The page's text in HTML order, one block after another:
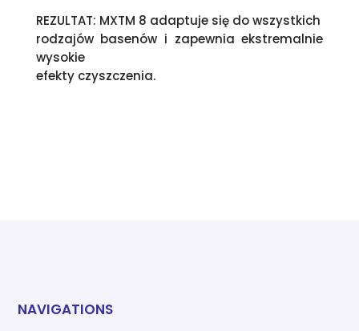
REZULTAT: MXTM 8 adaptuje się do wszystkich
rodzajów basenów i zapewnia ekstremalnie
wysokie
efekty czyszczenia.
NAVIGATIONS